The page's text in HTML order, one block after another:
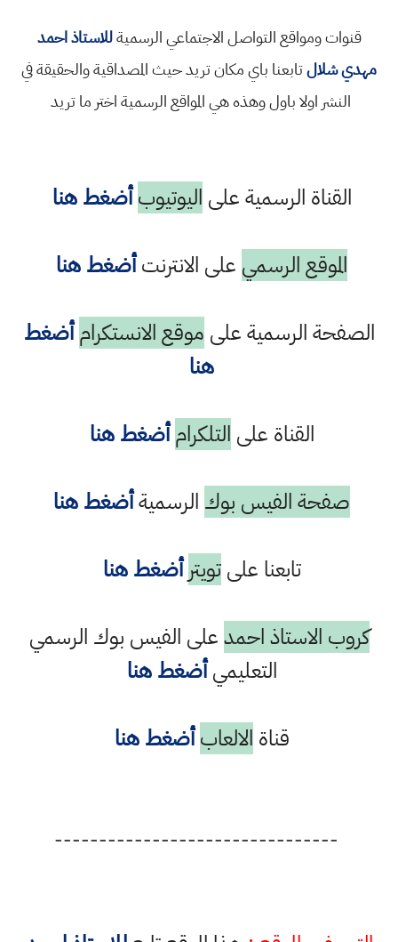
قنوات ومواقع التواصل الاجتماعي الرسميةللاستاذ احمد
مهدي شلالتابعنا باي مكان تريد حيث المصداقية والحقيقة في
النشر اولا باول وهذه هي المواقع الرسمية اختر ما تريد
القناة الرسمية على اليوتيوب أضغط هنا
الموقع الرسمي على الانترنتأضغط هنا
الصفحة الرسمية على موقع الانستكرام أضغط
هنا
القناة على التلكرام أضغط هنا
صفحة الفيس بوك الرسميةأضغط هنا
تابعنا علىتويتر أضغط هنا
كروب الاستاذ احمدعلى الفيس بوك الرسمي
التعليميأضغط هنا
قناة الالعاب أضغط هنا
--------------------------------